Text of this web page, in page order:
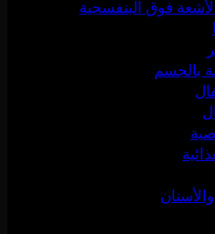
فوق البنفسجية
بالجسم